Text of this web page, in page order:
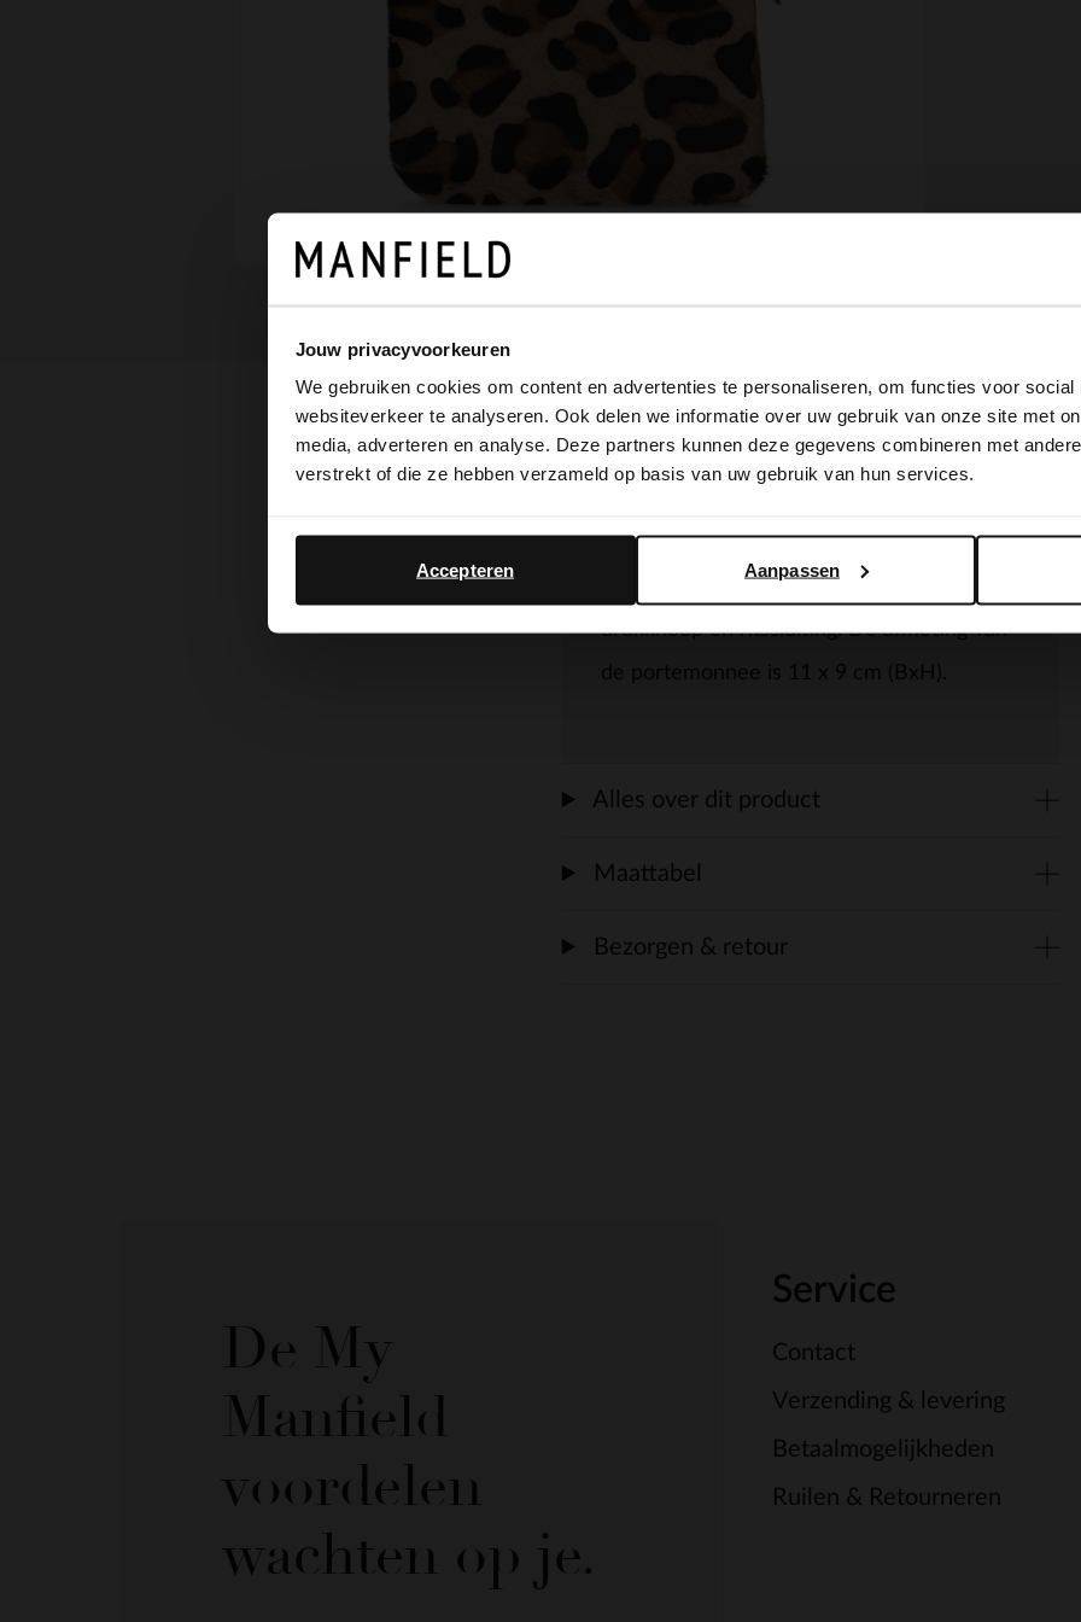
Jouw privacyvoorkeuren
We gebruiken cookies om content en advertenties te personaliseren, om functies voor social
websiteverkeer te analyseren. Ook delen we informatie over uw gebruik van onze site met
media, adverteren en analyse. Deze partners kunnen deze gegevens combineren met
verstrekt of die ze hebben verzameld op basis van uw gebruik van hun services.
Aanpassen
Accepteren
Omschrijving
Panter portemonnee van Manfield met
drukknoop en ritssluiting. De afmeting van
de portemonnee is 11 x 9 cm (BxH).
Alles over dit product
Maattabel
Bezorgen & retour
De My
Manfield
voordelen
wachten op je.
Service
Contact
Verzending & levering
Betaalmogelijkheden
Ruilen & Retourneren
It looks like your language isn't Dutch. Would you like to